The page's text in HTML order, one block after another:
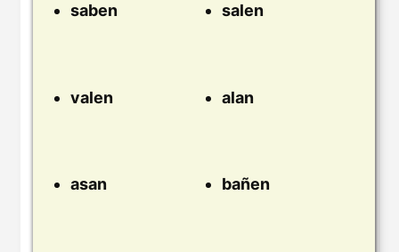
saben salen
valen alan
asan bañen